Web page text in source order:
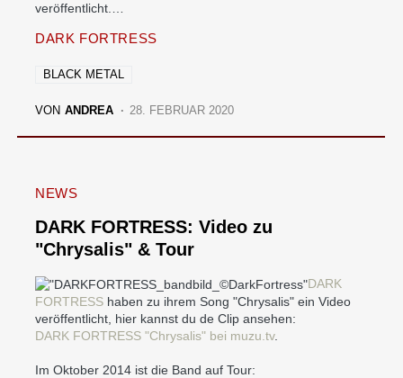
veröffentlicht.…
DARK FORTRESS
BLACK METAL
VON ANDREA 28. FEBRUAR 2020
NEWS
DARK FORTRESS: Video zu
"Chrysalis" & Tour
DARK
FORTRESS haben zu ihrem Song "Chrysalis" ein Video
veröffentlicht, hier kannst du de Clip ansehen:
DARK FORTRESS "Chrysalis" bei muzu.tv.
Im Oktober 2014 ist die Band auf Tour: